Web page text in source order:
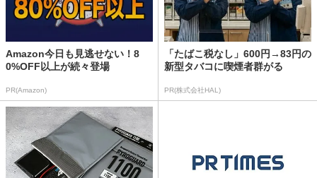
Amazon今日も見逃せない！8
0%OFF以上が続々登場
PR(Amazon)
「たばこ税なし」600円→83円の
新型タバコに喫煙者群がる
PR(株式会社HAL)